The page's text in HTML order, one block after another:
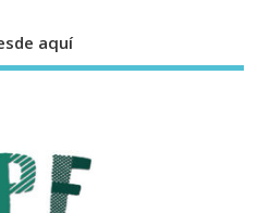
aquí